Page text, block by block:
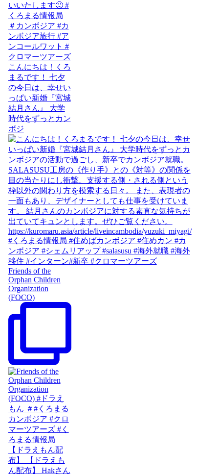
こんにちは！くろ
まるです！ 七夕
の今日は、幸せい
っぱい新婚『宮城
結月さん』 大学
時代をずっとカン
ボジ
Friends of the
Orphan Children
Organization
(FOCO)
【ドラえもん配
布】 【ドラえも
ん配布】 Hakさん